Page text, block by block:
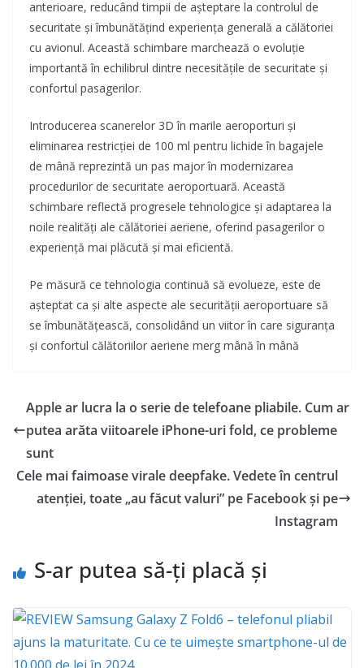
anterioare, reducând timpii de așteptare la controlul de
securitate și îmbunătățind experiența generală a călătoriei
cu avionul. Această schimbare marchează o evoluție
importantă în echilibrul dintre necesitățile de securitate și
confortul pasagerilor.
Introducerea scanerelor 3D în marile aeroporturi și
eliminarea restricției de 100 ml pentru lichide în bagajele
de mână reprezintă un pas major în modernizarea
procedurilor de securitate aeroportuară. Această
schimbare reflectă progresele tehnologice și adaptarea la
noile realități ale călătoriei aeriene, oferind pasagerilor o
experiență mai plăcută și mai eficientă.
Pe măsură ce tehnologia continuă să evolueze, este de
așteptat ca și alte aspecte ale securității aeroportuare să
se îmbunătățească, consolidând un viitor în care siguranța
și confortul călătoriilor aeriene merg mână în mână
Apple ar lucra la o serie de telefoane pliabile. Cum ar
putea arăta viitoarele iPhone-uri fold, ce probleme
sunt
Cele mai faimoase virale deepfake. Vedete în centrul
atenției, toate „au făcut valuri” pe Facebook și pe
Instagram
S-ar putea să-ți placă și